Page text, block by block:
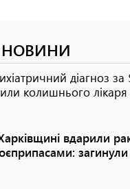
НОВИНИ
діагноз за
колишнього лікаря
вдарили